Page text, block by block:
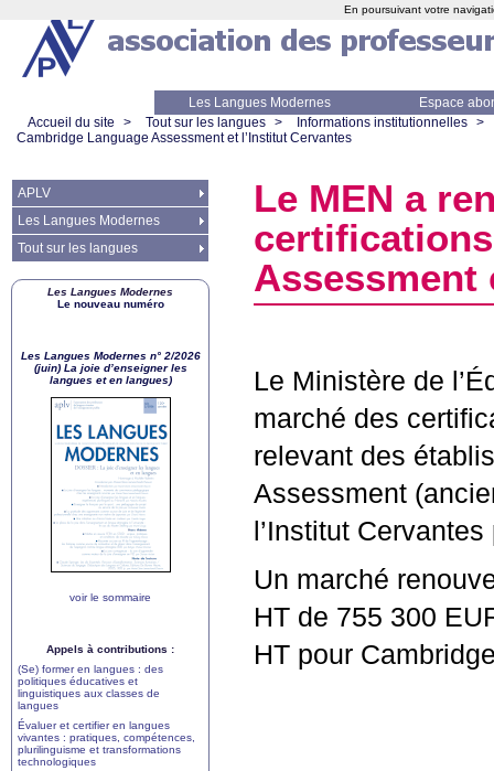
Les Langues Modernes
Espace
Accueil du site
> Tout sur les langues > Informations institutionnelles >
Cambridge Language Assessment et l’Institut Cervantes
Le MEN a
Assessment
Le Ministère de
marché des
relevant des
Assessment
l’Institut
Un marché
HT de 755 300
HT pour
APLV
Les Langues Modernes
Tout sur les langues
Les Langues Modernes
Le nouveau numéro
Les Langues Modernes n° 2/2026
(juin) La joie d’enseigner les
langues et en langues)
voir le sommaire
Appels à contributions :
(Se) former en langues : des
politiques éducatives et
linguistiques aux classes de
langues
Évaluer et certifier en langues
vivantes : pratiques, compétences,
plurilinguisme et transformations
technologiques
En poursuivant votre